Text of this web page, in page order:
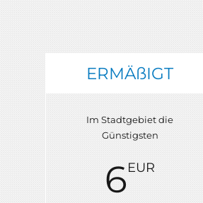
ERMÄßIGT
Im Stadtgebiet die
Günstigsten
EUR
6